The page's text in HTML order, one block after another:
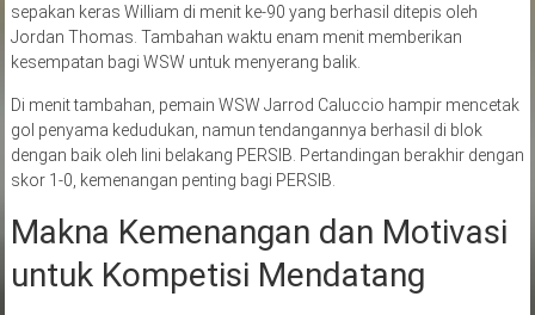
sepakan keras William di menit ke-90 yang berhasil ditepis oleh
Jordan Thomas. Tambahan waktu enam menit memberikan
kesempatan bagi WSW untuk menyerang balik.
Di menit tambahan, pemain WSW Jarrod Caluccio hampir mencetak
gol penyama kedudukan, namun tendangannya berhasil di blok
dengan baik oleh lini belakang PERSIB. Pertandingan berakhir dengan
skor 1-0, kemenangan penting bagi PERSIB.
Makna Kemenangan dan Motivasi
untuk Kompetisi Mendatang